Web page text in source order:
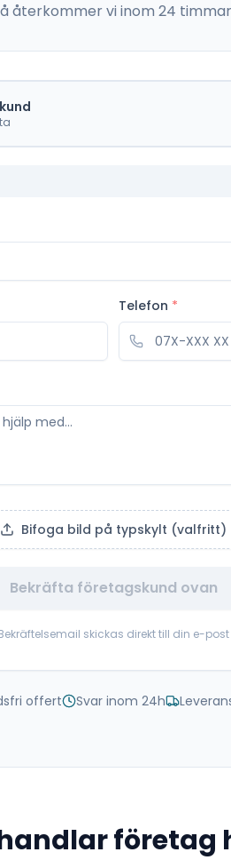
återkommer vi inom 24
Telefon *
Bifoga bild på typskylt (valfritt)
Bekräfta företagskund ovan
skickas direkt till din e-post
offert Svar inom 24h
företag